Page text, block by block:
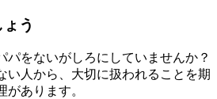
う
パをないがしろにしていませんか？
い人から、大切に扱われることを期
あります。